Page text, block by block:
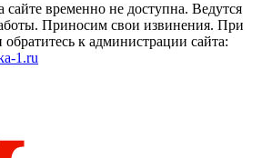
сайте временно не доступна. Ведутся
Приносим свои извинения. При
обратитесь к администрации сайта:
1.ru